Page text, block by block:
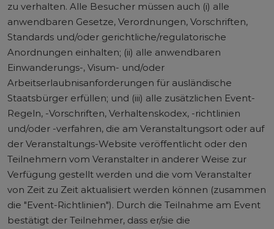
zu verhalten. Alle Besucher müssen auch (i) alle
anwendbaren Gesetze, Verordnungen, Vorschriften,
Standards und/oder gerichtliche/regulatorische
Anordnungen einhalten; (ii) alle anwendbaren
Einwanderungs-, Visum- und/oder
Arbeitserlaubnisanforderungen für ausländische
Staatsbürger erfüllen; und (iii) alle zusätzlichen Event-
Regeln, -Vorschriften, Verhaltenskodex, -richtlinien
und/oder -verfahren, die am Veranstaltungsort oder auf
der Veranstaltungs-Website veröffentlicht oder den
Teilnehmern vom Veranstalter in anderer Weise zur
Verfügung gestellt werden und die vom Veranstalter
von Zeit zu Zeit aktualisiert werden können (zusammen
die "Event-Richtlinien"). Durch die Teilnahme am Event
bestätigt der Teilnehmer, dass er/sie die